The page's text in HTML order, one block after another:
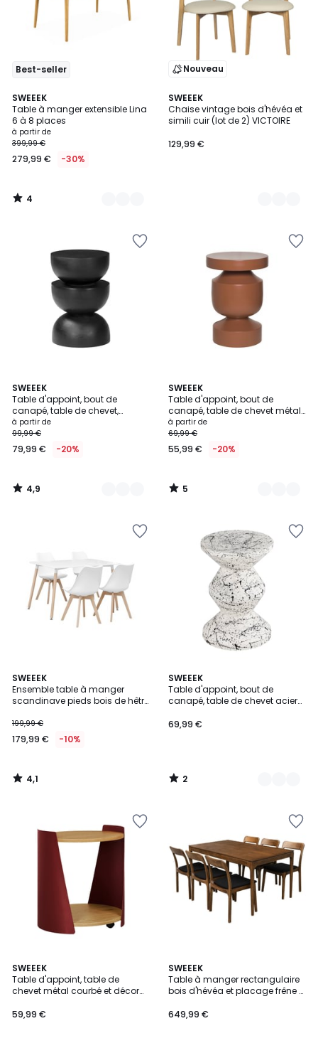
Best-seller
SWEEEK
Table à manger extensible Lina
6 à 8 places
à partir de
399,99 €
279,99 € -30%
4
/
5
3
Couleurs
4
/
Nouveau
SWEEEK
Chaise vintage bois d'hévéa et
simili cuir (lot de 2) VICTOIRE
129,99 €
2
Couleurs
SWEEEK
Table d'appoint, bout de
canapé, table de chevet,
tabouret bois de manguier Ø30
x H45cm SITA
à partir de
99,99 €
79,99 € -20%
4,9
/ 5
2
Couleurs
4,9
/
SWEEEK
Table d'appoint, bout de
canapé, table de chevet métal
Ø30,5 x H43,5cm ALMA
à partir de
69,99 €
55,99 € -20%
5
/
5
6
Couleurs
5
/
SWEEEK
Ensemble table à manger
scandinave pieds bois de hêtre
199,99 €
179,99 € -10%
4,1
/ 5
4,1
/
SWEEEK
Table d'appoint, bout de
canapé, table de chevet acier
47cm ZINA
69,99 €
2
/
5
2
Couleurs
2
/
SWEEEK
Table d'appoint, table de
chevet métal courbé et décor
59,99 €
2
Couleurs
SWEEEK
Table à manger rectangulaire
bois d'hévéa et placage frêne 6
649,99 €